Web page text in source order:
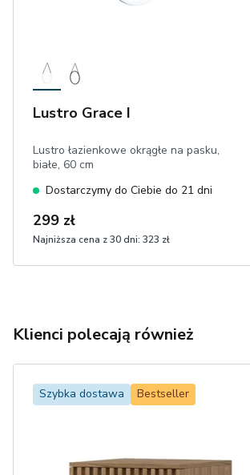
Lustro Grace I
Lustro łazienkowe okrągłe na pasku,
białe, 60 cm
Dostarczymy do Ciebie do 21 dni
299 zł
Najniższa cena z 30 dni: 323 zł
Klienci polecają również
Szybka dostawa Bestseller